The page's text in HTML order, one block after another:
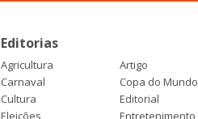
Editorias
Agricultura Artigo
Carnaval
Copa do Mundo
Cultura
Editorial
Eleições
Entretenimento